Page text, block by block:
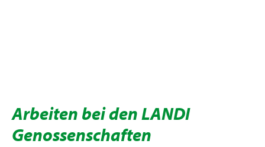
Arbeiten bei den LANDI
Genossenschaften